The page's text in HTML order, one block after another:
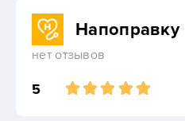
Напоправку
нет отзывов
5